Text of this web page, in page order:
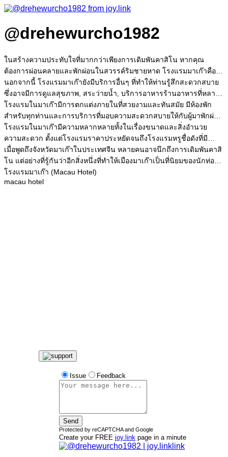
@drehewurcho1982
ในสร้างความประทับใจที่มากกว่าเพียงการเดิมพันคาสิโน หากคุณ
ต้องการผ่อนคลายและพักผ่อนในสวรรค์ริมชายหาด โรงแรมมาเก๊าคือ
หนึ่งในทางเลือกที่แนะนำต่อคุณ
นอกจากนี้ โรงแรมมาเก๊ายังมีบริการอื่นๆ ที่ทำให้ท่านรู้สึกสะดวกสบาย
ซึ่งอาจมีการดูแลสุขภาพ, สระว่ายน้ำ, บริการอาหารร้านอาหารที่หลาก
หลาย ตลอดจนบริการอินเทอร์เน็ตไร้สายภายในโรงแรม
โรงแรมในมาเก๊ามีการตกแต่งภายในที่สวยงามและทันสมัย มีห้องพัก
สำหรับทุกท่านและการบริการที่มอบความสะดวกสบายให้กับผู้มาพักผ่อน
ไม่ว่าจะเป็นบริการห้องพักส่วนตัวที่สไตล์เอเชีย, ห้องพักริมชายหาดอัน
สวยงามหรือโ
โรงแรมในมาเก๊ามีความหลากหลายทั้งในเรื่องขนาดและสิ่งอำนวย
ความสะดวก ตั้งแต่โรงแรมราคาประหยัดจนถึงโรงแรมหรูชื่อดังที่มี
ราคาแพงกว่ากัน แม้ความหลากหลายในมาเก๊าจะสร้างความสัมพันธ์กับ
คาสิโนแต่ถ้าคุณมาเก่งเพร
เมื่อพูดถึงจังหวัดมาเก๊าในประเทศจีน หลายคนอาจนึกถึงการเดิมพันคาสิ
โน แต่อย่างที่รู้กันว่าอีกสิ่งหนึ่งที่ทำให้เมืองมาเก๊าเป็นที่นิยมของนักท่อง
เที่ยวคือโรงแรมหรู สวยงาม และทันสมัยที่มีอยู่อย่างมากมาย
โรงแรมมาเก๊า (Macau Hotel)
macau hotel
Issue Feedback
Send
Protected by reCAPTCHA and Google
Create your FREE joy.link page in a minute
link